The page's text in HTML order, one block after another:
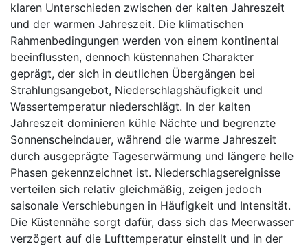
klaren Unterschieden zwischen der kalten Jahreszeit
und der warmen Jahreszeit. Die klimatischen
Rahmenbedingungen werden von einem kontinental
beeinflussten, dennoch küstennahen Charakter
geprägt, der sich in deutlichen Übergängen bei
Strahlungsangebot, Niederschlagshäufigkeit und
Wassertemperatur niederschlägt. In der kalten
Jahreszeit dominieren kühle Nächte und begrenzte
Sonnenscheindauer, während die warme Jahreszeit
durch ausgeprägte Tageserwärmung und längere helle
Phasen gekennzeichnet ist. Niederschlagsereignisse
verteilen sich relativ gleichmäßig, zeigen jedoch
saisonale Verschiebungen in Häufigkeit und Intensität.
Die Küstennähe sorgt dafür, dass sich das Meerwasser
verzögert auf die Lufttemperatur einstellt und in der